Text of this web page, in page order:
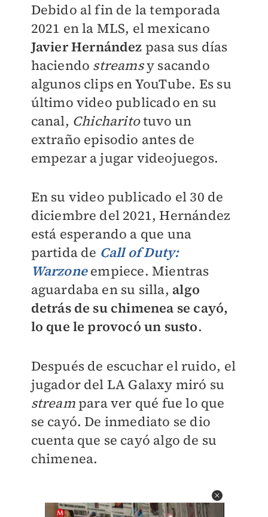
Debido al fin de la temporada
2021 en la MLS, el mexicano
Javier Hernández pasa sus días
haciendo streamsy sacando
algunos clips en YouTube. Es su
último video publicado en su
canal, Chicharitotuvo un
extraño episodio antes de
empezar a jugar videojuegos.
En su video publicado el 30 de
diciembre del 2021, Hernández
está esperando a que una
partida de Call of Duty:
Warzoneempiece. Mientras
aguardaba en su silla, algo
detrás de su chimenea se cayó,
lo que le provocó un susto.
Después de escuchar el ruido, el
jugador del LA Galaxy miró su
streampara ver qué fue lo que
se cayó. De inmediato se dio
cuenta que se cayó algo de su
chimenea.